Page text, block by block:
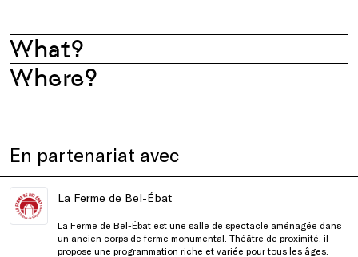
What?
Where?
En partenariat avec
La Ferme de Bel-Ébat
La Ferme de Bel-Ébat est une salle de spectacle aménagée dans
un ancien corps de ferme monumental. Théâtre de proximité, il
propose une programmation riche et variée pour tous les âges.